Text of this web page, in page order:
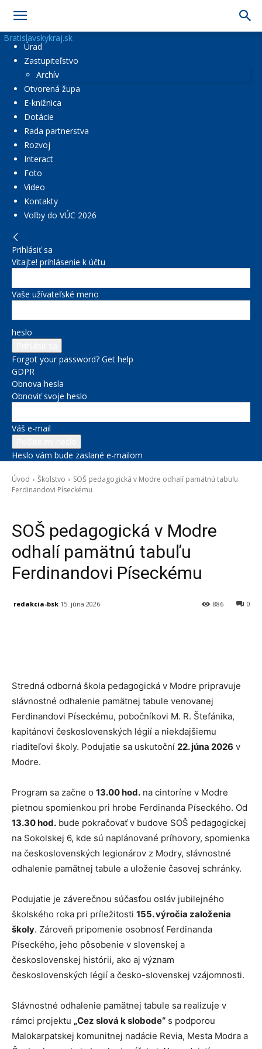
Bratislavskykraj.sk
Úrad
Zastupiteľstvo
Archív
Otvorená župa
E-knižnica
Dotácie
Rada partnerstva
Rozvoj
Interact
Foto
Video
Kontakty
Voľby do VÚC 2026
Prihlásiť sa
Vitajte! prihlásenie k účtu
Vaše užívateľské meno
heslo
Forgot your password? Get help
GDPR
Obnova hesla
Obnoviť svoje heslo
Váš e-mail
Heslo vám bude zaslané e-mailom
Úvod Školstvo
SOŠ pedagogická v Modre odhalí pamätnú tabuľu
Ferdinandovi Píseckému
SOŠ pedagogická v Modre
odhalí pamätnú tabuľu
Ferdinandovi Píseckému
redakcia-bsk 15. júna 2026 0
886
Stredná odborná škola pedagogická v Modre pripravuje
slávnostné odhalenie pamätnej tabule venovanej
Ferdinandovi Píseckému, pobočníkovi M. R. Štefánika,
kapitánovi československých légií a niekdajšiemu
riaditeľovi školy. Podujatie sa uskutoční 22. júna 2026 v
Modre.
Program sa začne o 13.00 hod. na cintoríne v Modre
pietnou spomienkou pri hrobe Ferdinanda Píseckého. Od
13.30 hod. bude pokračovať v budove SOŠ pedagogickej
na Sokolskej 6, kde sú naplánované príhovory, spomienka
na československých legionárov z Modry, slávnostné
odhalenie pamätnej tabule a uloženie časovej schránky.
Podujatie je záverečnou súčasťou osláv jubilejného
školského roka pri príležitosti 155. výročia založenia
školy. Zároveň pripomenie osobnosť Ferdinanda
Píseckého, jeho pôsobenie v slovenskej a
československej histórii, ako aj význam
československých légií a česko-slovenskej vzájomnosti.
Slávnostné odhalenie pamätnej tabule sa realizuje v
rámci projektu „Cez slová k slobode“ s podporou
Malokarpatskej komunitnej nadácie Revia, Mesta Modra a